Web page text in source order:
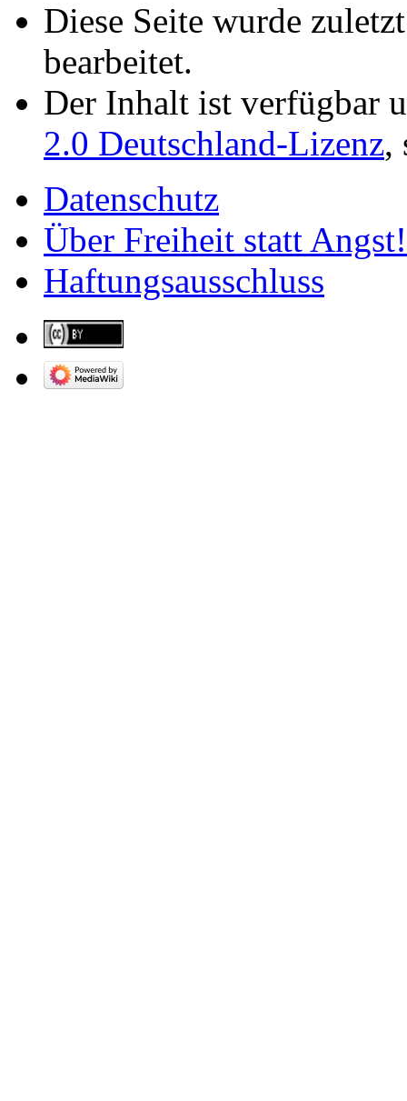
Diese Seite wurde
bearbeitet.
Der Inhalt ist verfügbar
2.0 Deutschland-Lizenz,
Datenschutz
Über Freiheit statt Angst!
Haftungsausschluss